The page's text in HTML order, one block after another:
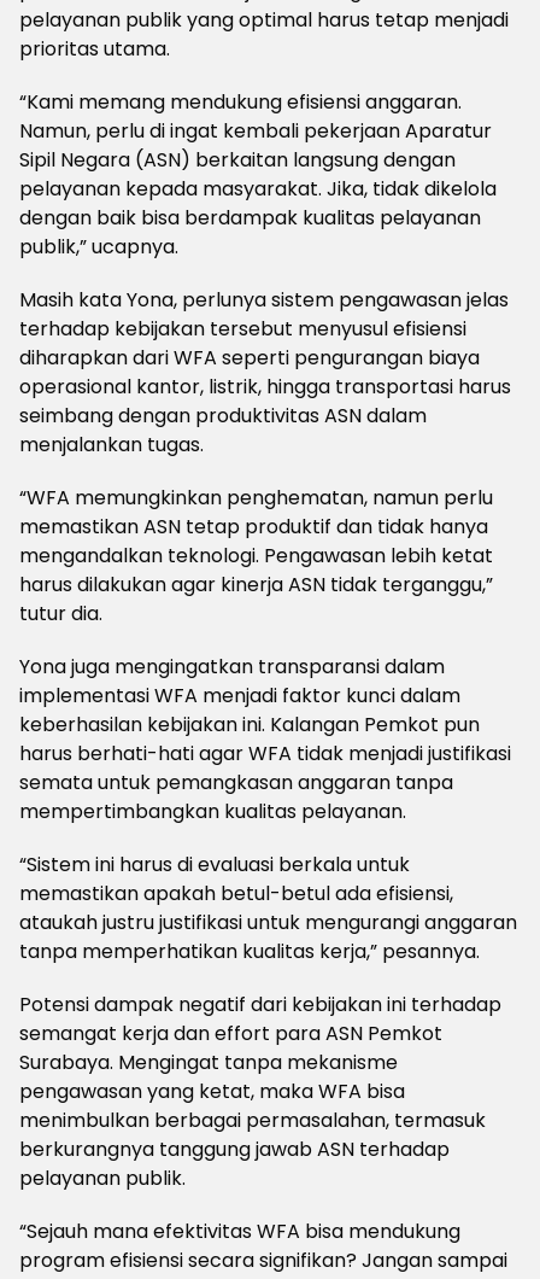
pelayanan publik yang optimal harus tetap menjadi
prioritas utama.
“Kami memang mendukung efisiensi anggaran.
Namun, perlu di ingat kembali pekerjaan Aparatur
Sipil Negara (ASN) berkaitan langsung dengan
pelayanan kepada masyarakat. Jika, tidak dikelola
dengan baik bisa berdampak kualitas pelayanan
publik,” ucapnya.
Masih kata Yona, perlunya sistem pengawasan jelas
terhadap kebijakan tersebut menyusul efisiensi
diharapkan dari WFA seperti pengurangan biaya
operasional kantor, listrik, hingga transportasi harus
seimbang dengan produktivitas ASN dalam
menjalankan tugas.
“WFA memungkinkan penghematan, namun perlu
memastikan ASN tetap produktif dan tidak hanya
mengandalkan teknologi. Pengawasan lebih ketat
harus dilakukan agar kinerja ASN tidak terganggu,”
tutur dia.
Yona juga mengingatkan transparansi dalam
implementasi WFA menjadi faktor kunci dalam
keberhasilan kebijakan ini. Kalangan Pemkot pun
harus berhati-hati agar WFA tidak menjadi justifikasi
semata untuk pemangkasan anggaran tanpa
mempertimbangkan kualitas pelayanan.
“Sistem ini harus di evaluasi berkala untuk
memastikan apakah betul-betul ada efisiensi,
ataukah justru justifikasi untuk mengurangi anggaran
tanpa memperhatikan kualitas kerja,” pesannya.
Potensi dampak negatif dari kebijakan ini terhadap
semangat kerja dan effort para ASN Pemkot
Surabaya. Mengingat tanpa mekanisme
pengawasan yang ketat, maka WFA bisa
menimbulkan berbagai permasalahan, termasuk
berkurangnya tanggung jawab ASN terhadap
pelayanan publik.
“Sejauh mana efektivitas WFA bisa mendukung
program efisiensi secara signifikan? Jangan sampai